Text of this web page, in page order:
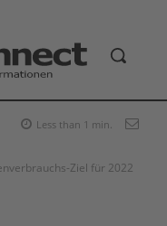
Less than 1 min.
Ziel für 2022